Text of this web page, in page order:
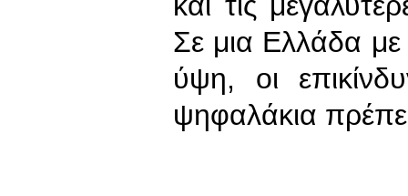
Σε μια Ελλάδα
ύψη, οι
ψηφαλάκια